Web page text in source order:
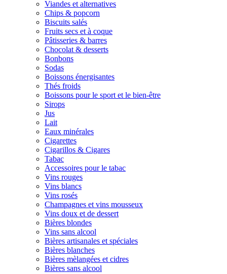
Viandes et alternatives
Chips & popcorn
Biscuits salés
Fruits secs et à coque
Pâtisseries & barres
Chocolat & desserts
Bonbons
Sodas
Boissons énergisantes
Thés froids
Boissons pour le sport et le bien-être
Sirops
Jus
Lait
Eaux minérales
Cigarettes
Cigarillos & Cigares
Tabac
Accessoires pour le tabac
Vins rouges
Vins blancs
Vins rosés
Champagnes et vins mousseux
Vins doux et de dessert
Bières blondes
Vins sans alcool
Bières artisanales et spéciales
Bières blanches
Bières mèlangées et cidres
Bières sans alcool